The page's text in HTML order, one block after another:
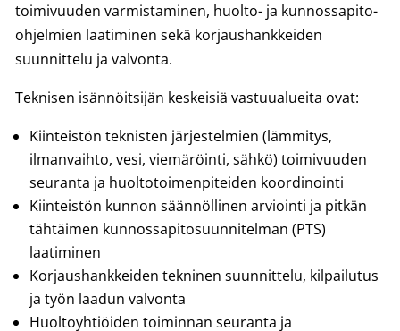
toimivuuden varmistaminen, huolto- ja kunnossapito-
ohjelmien laatiminen sekä korjaushankkeiden
suunnittelu ja valvonta.
Teknisen isännöitsijän keskeisiä vastuualueita ovat:
Kiinteistön teknisten järjestelmien (lämmitys,
ilmanvaihto, vesi, viemäröinti, sähkö) toimivuuden
seuranta ja huoltotoimenpiteiden koordinointi
Kiinteistön kunnon säännöllinen arviointi ja pitkän
tähtäimen kunnossapitosuunnitelman (PTS)
laatiminen
Korjaushankkeiden tekninen suunnittelu, kilpailutus
ja työn laadun valvonta
Huoltoyhtiöiden toiminnan seuranta ja